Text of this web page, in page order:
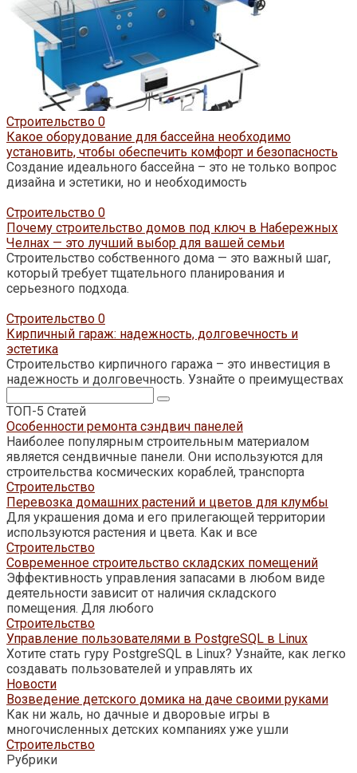
Строительство 0
Какое оборудование для бассейна необходимо
установить, чтобы обеспечить комфорт и безопасность
Создание идеального бассейна – это не только вопрос
дизайна и эстетики, но и необходимость
Строительство 0
Почему строительство домов под ключ в Набережных
Челнах — это лучший выбор для вашей семьи
Строительство собственного дома — это важный шаг,
который требует тщательного планирования и
серьезного подхода.
Строительство 0
Кирпичный гараж: надежность, долговечность и
эстетика
Строительство кирпичного гаража – это инвестиция в
надежность и долговечность. Узнайте о преимуществах
ТОП-5 Статей
Особенности ремонта сэндвич панелей
Наиболее популярным строительным материалом
является сендвичные панели. Они используются для
строительства космических кораблей, транспорта
Строительство
Перевозка домашних растений и цветов для клумбы
Для украшения дома и его прилегающей территории
используются растения и цвета. Как и все
Строительство
Современное строительство складских помещений
Эффективность управления запасами в любом виде
деятельности зависит от наличия складского
помещения. Для любого
Строительство
Управление пользователями в PostgreSQL в Linux
Хотите стать гуру PostgreSQL в Linux? Узнайте, как легко
создавать пользователей и управлять их
Новости
Возведение детского домика на даче своими руками
Как ни жаль, но дачные и дворовые игры в
многочисленных детских компаниях уже ушли
Строительство
Рубрики